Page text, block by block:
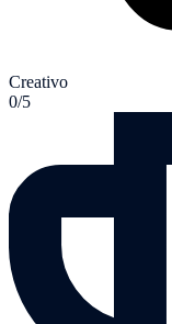
Creativo
0/5